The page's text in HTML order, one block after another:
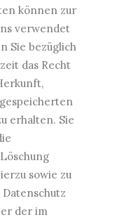
können zur
verwendet
Sie bezüglich
das Recht
erhalten. Sie
sowie zu
der im